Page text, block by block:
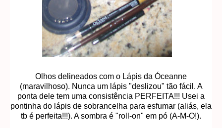
Olhos delineados com o Lápis da Óceanne
(maravilhoso). Nunca um lápis "deslizou" tão fácil. A
ponta dele tem uma consistência PERFEITA!!! Usei a
pontinha do lápis de sobrancelha para esfumar (aliás, ela
tb é perfeita!!!). A sombra é "roll-on" em pó (A-M-O!).